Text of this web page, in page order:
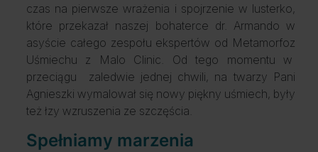
czas na pierwsze wrażenia i spojrzenie w lusterko,
które przekazał naszej bohaterce dr. Armando w
asyście całego zespołu ekspertów od Metamorfoz
Uśmiechu z Malo Clinic. Od tego momentu w
przeciągu zaledwie jednej chwili, na twarzy Pani
Agnieszki wymalował się nowy piękny uśmiech, były
też łzy wzruszenia ze szczęścia.
Spełniamy marzenia